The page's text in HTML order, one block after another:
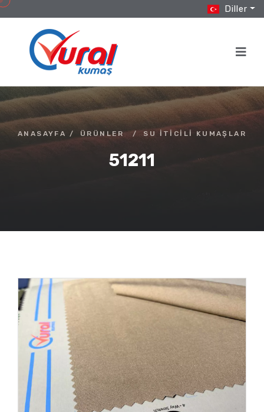
Diller
ANASAYFA / ÜRÜNLER / SU İTICILI KUMAŞLAR
51211